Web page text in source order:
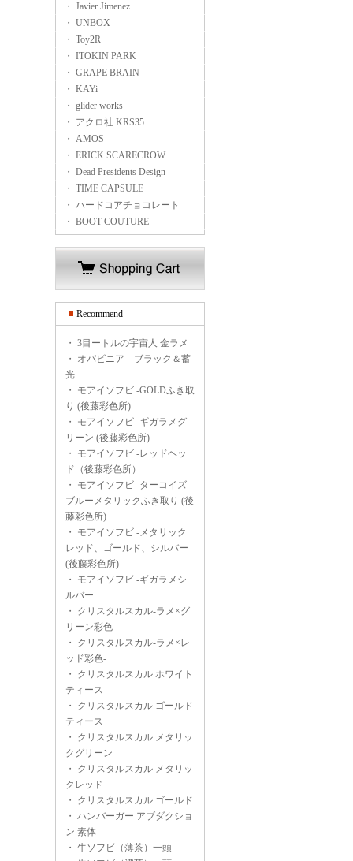
・ Javier Jimenez
・ UNBOX
・ Toy2R
・ ITOKIN PARK
・ GRAPE BRAIN
・ KAYi
・ glider works
・ アクロ社 KRS35
・ AMOS
・ ERICK SCARECROW
・ Dead Presidents Design
・ TIME CAPSULE
・ ハードコアチョコレート
・ BOOT COUTURE
Recommend
・ 3目ートルの宇宙人 金ラメ
・ オパビニア ブラック＆蓄
光
・ モアイソフビ -GOLDふき取
り (後藤彩色所)
・ モアイソフビ -ギガラメグ
リーン (後藤彩色所)
・ モアイソフビ -レッドヘッ
ド（後藤彩色所）
・ モアイソフビ -ターコイズ
ブルーメタリックふき取り (後
藤彩色所)
・ モアイソフビ -メタリック
レッド、ゴールド、シルバー
(後藤彩色所)
・ モアイソフビ -ギガラメシ
ルバー
・ クリスタルスカル-ラメ×グ
リーン彩色-
・ クリスタルスカル-ラメ×レ
ッド彩色-
・ クリスタルスカル ホワイト
ティース
・ クリスタルスカル ゴールド
ティース
・ クリスタルスカル メタリッ
クグリーン
・ クリスタルスカル メタリッ
クレッド
・ クリスタルスカル ゴールド
・ ハンバーガー アブダクショ
ン 素体
・ 牛ソフビ（薄茶）一頭